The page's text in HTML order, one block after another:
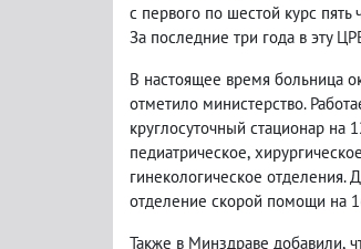
с первого по шестой курс пять
За последние три года в эту
В настоящее время больница
отметило министерство.
круглосуточный стационар на
педиатрическое, хирургическое
гинекологическое отделения.
отделение скорой помощи на
Также в Минздраве добавили,